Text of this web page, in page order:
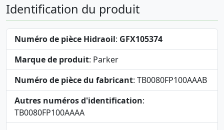
Identification du produit
Numéro de pièce Hidraoil: GFX105374
Marque de produit: Parker
Numéro de pièce du fabricant: TB0080FP100AAAB
Autres numéros d'identification:
TB0080FP100AAAA